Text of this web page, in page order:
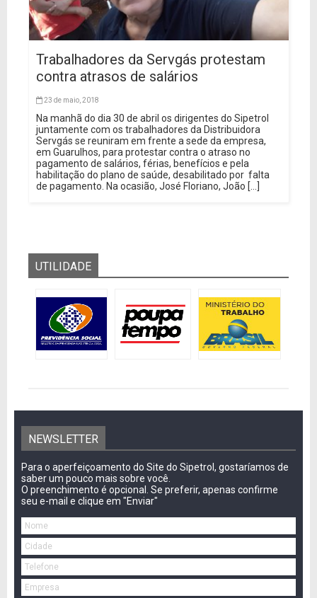
Trabalhadores da Servgás protestam
contra atrasos de salários
23 de maio, 2018
Na manhã do dia 30 de abril os dirigentes do Sipetrol
juntamente com os trabalhadores da Distribuidora
Servgás se reuniram em frente a sede da empresa,
em Guarulhos, para protestar contra o atraso no
pagamento de salários, férias, benefícios e pela
habilitação do plano de saúde, desabilitado por falta
de pagamento. Na ocasião, José Floriano, João […]
UTILIDADE
NEWSLETTER
Para o aperfeiçoamento do Site do Sipetrol, gostaríamos de
saber um pouco mais sobre você.
O preenchimento é opcional. Se preferir, apenas confirme
seu e-mail e clique em "Enviar"